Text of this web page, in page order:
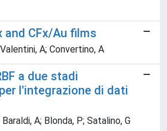
and CFx/Au films
A; Convertino, A
a due stadi
l'integrazione di dati
A; Blonda, P; Satalino, G